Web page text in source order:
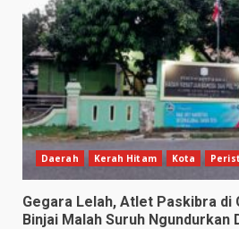
Daerah Kerah Hitam Kota
Gegara Lelah, Atlet Paskibra di
Binjai Malah Suruh Ngundurkan